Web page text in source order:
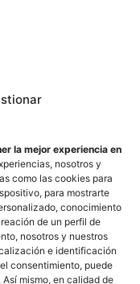
la mejor experiencia en
nosotros y
como las cookies para
para mostrarte
conocimiento
de un perfil de
nosotros y nuestros
e identificación
consentimiento, puede
mismo, en calidad de
obtengo
terceros para
mediante el